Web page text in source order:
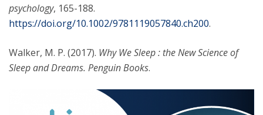
psychology, 165-188.
https://doi.org/10.1002/9781119057840.ch200.
Walker, M. P. (2017). Why We Sleep : the New Science of
Sleep and Dreams. Penguin Books.